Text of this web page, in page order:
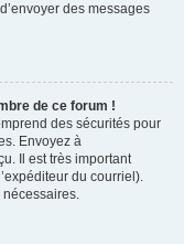
des messages
de ce forum !
des sécurités pour
Envoyez à
Il est très important
du courriel).
nécessaires.